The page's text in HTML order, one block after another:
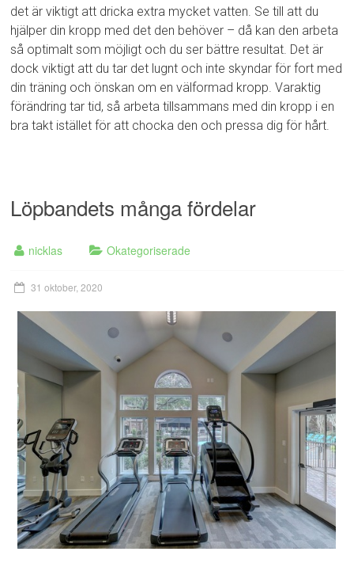
det är viktigt att dricka extra mycket vatten. Se till att du
hjälper din kropp med det den behöver – då kan den arbeta
så optimalt som möjligt och du ser bättre resultat. Det är
dock viktigt att du tar det lugnt och inte skyndar för fort med
din träning och önskan om en välformad kropp. Varaktig
förändring tar tid, så arbeta tillsammans med din kropp i en
bra takt istället för att chocka den och pressa dig för hårt.
Löpbandets många fördelar
nicklas Okategoriserade
31 oktober, 2020